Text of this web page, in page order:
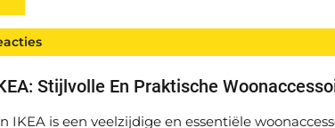
Stijlvolle En Praktische
IKEA is een veelzijdige en essentiële